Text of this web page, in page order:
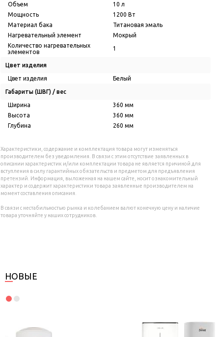
Объем
10 л
Мощность
1200 Вт
Материал бака
Титановая эмаль
Нагревательный элемент
Мокрый
Количество нагревательных
элементов
1
Цвет изделия
Цвет изделия Белый
Габариты (ШВГ) / вес
Ширина
360 мм
Высота
360 мм
Глубина
260 мм
Характеристики, содержание и комплектация товара могут изменяться
производителем без уведомления. В связи с этим отсутствие заявленных в
описании характеристик и/или комплектации товара не является причиной для
вступления в силу гарантийных обязательств и предметом для предъявления
претензий. Информация, выложенная на нашем сайте, носит ознакомительный
характер и содержит характеристики товара заявленные производителем на
момент составления описания.
В связи с нестабильностью рынка и колебанием валют конечную цену и наличие
товара уточняйте у наших сотрудников.
НОВЫЕ